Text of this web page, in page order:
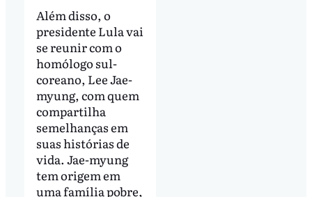
Além disso, o
presidente Lula vai
se reunir com o
homólogo sul-
coreano, Lee Jae-
myung, com quem
compartilha
semelhanças em
suas histórias de
vida. Jae-myung
tem origem em
uma família pobre,